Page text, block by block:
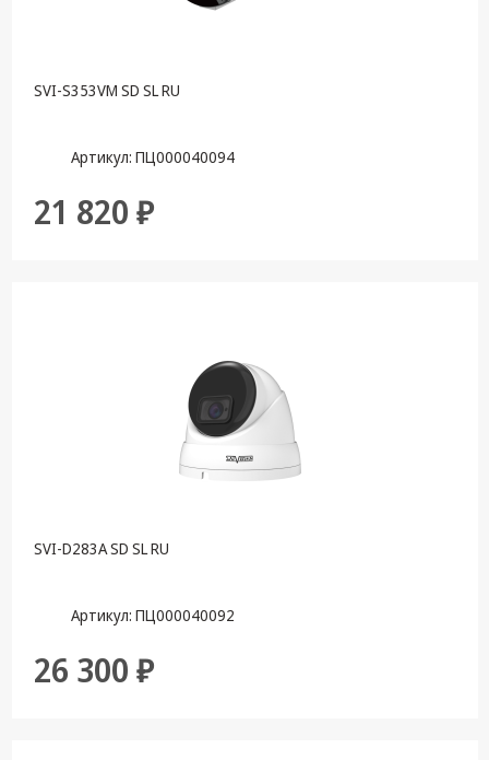
SVI-S353VM SD SL RU
Артикул: ПЦ000040094
21 820 ₽
SVI-D283A SD SL RU
Артикул: ПЦ000040092
26 300 ₽